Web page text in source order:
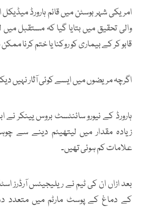
امریکی شہر بوسٹن میں قائم ہارورڈ
والی تحقیق میں بتایا گیا کہ مستقبل میں
قابو کر کے بیماری کو روکنا یا ختم کرنا
اگرچہ مریضوں میں ایسے کوئی آثار نہیں
ہارورڈ کے نیورو سائنٹسٹ بروس یینکر نے
زیادہ مقدار میں لیتھیئم دینے سے
علامات کم ہوئی تھیں۔
بعد ازاں ان کی ٹیم نے ریلیجیئس آرڈرز
کے دماغ کے پوسٹ مارٹم میں متعدد